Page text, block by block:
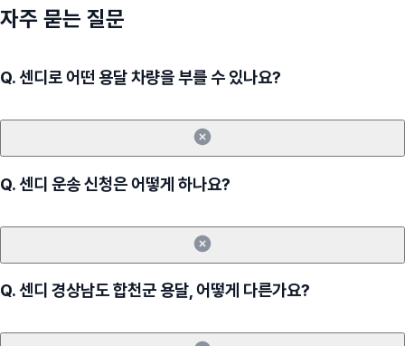
자주 묻는 질문
Q.센디로 어떤 용달 차량을 부를 수 있나요?
Q.센디 운송 신청은 어떻게 하나요?
Q.센디 경상남도 합천군 용달, 어떻게 다른가요?